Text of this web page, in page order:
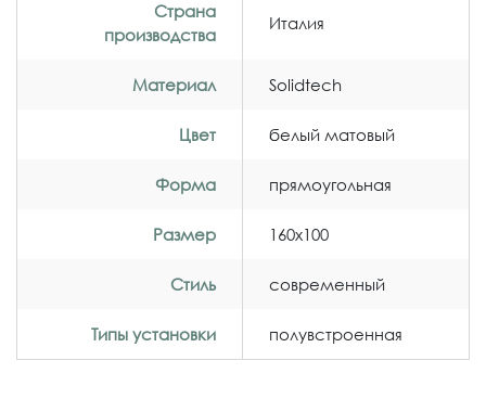
Страна
производства
Италия
Материал Solidtech
Цвет белый матовый
Форма прямоугольная
Размер 160x100
Стиль современный
Типы установки полувстроенная